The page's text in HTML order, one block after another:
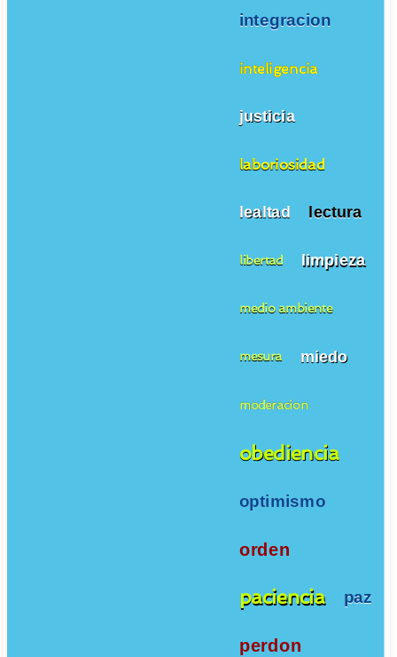
integracion
inteligencia
justicia
laboriosidad
lealtad lectura
libertad limpieza
medio ambiente
mesura miedo
moderacion
obediencia
optimismo
orden
paciencia paz
perdon